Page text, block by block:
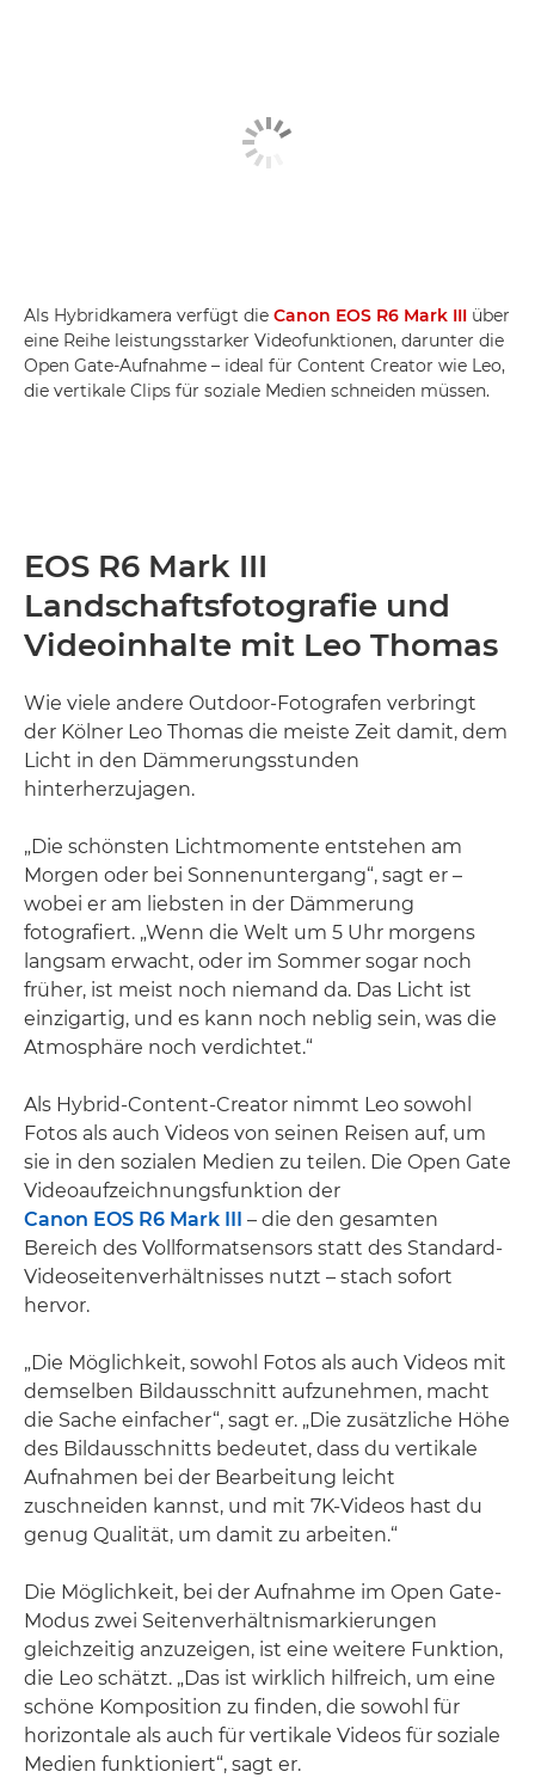
Als Hybridkamera verfügt die Canon EOS R6 Mark III über
eine Reihe leistungsstarker Videofunktionen, darunter die
Open Gate-Aufnahme – ideal für Content Creator wie Leo,
die vertikale Clips für soziale Medien schneiden müssen.
EOS R6 Mark III
Landschaftsfotografie und
Videoinhalte mit Leo Thomas
Wie viele andere Outdoor-Fotografen verbringt
der Kölner Leo Thomas die meiste Zeit damit, dem
Licht in den Dämmerungsstunden
hinterherzujagen.
„Die schönsten Lichtmomente entstehen am
Morgen oder bei Sonnenuntergang“, sagt er –
wobei er am liebsten in der Dämmerung
fotografiert. „Wenn die Welt um 5 Uhr morgens
langsam erwacht, oder im Sommer sogar noch
früher, ist meist noch niemand da. Das Licht ist
einzigartig, und es kann noch neblig sein, was die
Atmosphäre noch verdichtet.“
Als Hybrid-Content-Creator nimmt Leo sowohl
Fotos als auch Videos von seinen Reisen auf, um
sie in den sozialen Medien zu teilen. Die Open Gate
Videoaufzeichnungsfunktion der
Canon EOS R6 Mark III
– die den gesamten
Bereich des Vollformatsensors statt des Standard-
Videoseitenverhältnisses nutzt – stach sofort
hervor.
„Die Möglichkeit, sowohl Fotos als auch Videos mit
demselben Bildausschnitt aufzunehmen, macht
die Sache einfacher“, sagt er. „Die zusätzliche Höhe
des Bildausschnitts bedeutet, dass du vertikale
Aufnahmen bei der Bearbeitung leicht
zuschneiden kannst, und mit 7K-Videos hast du
genug Qualität, um damit zu arbeiten.“
Die Möglichkeit, bei der Aufnahme im Open Gate-
Modus zwei Seitenverhältnismarkierungen
gleichzeitig anzuzeigen, ist eine weitere Funktion,
die Leo schätzt. „Das ist wirklich hilfreich, um eine
schöne Komposition zu finden, die sowohl für
horizontale als auch für vertikale Videos für soziale
Medien funktioniert“, sagt er.